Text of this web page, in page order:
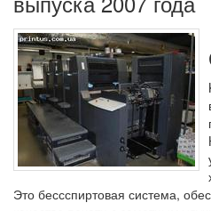
Это бессспиртовая система,